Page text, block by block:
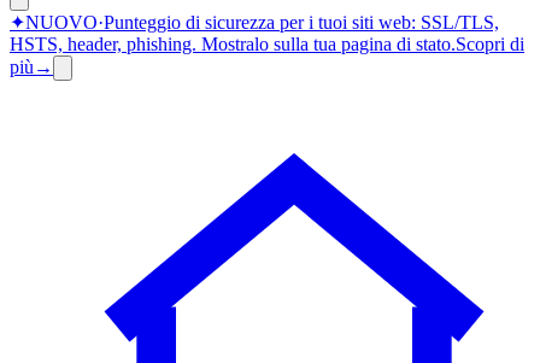
✦NUOVO·Punteggio di sicurezza per i tuoi siti web: SSL/TLS,
HSTS, header, phishing. Mostralo sulla tua pagina di stato.Scopri di
più →